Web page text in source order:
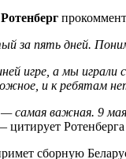
за пять дней.
игре, а мы
и к ребятам
важная. 9
цитирует
сборную